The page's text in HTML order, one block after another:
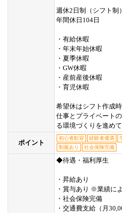
週休2日制（シフト制）
年間休日104日
・有給休暇
・年末年始休暇
・夏季休暇
・GW休暇
・産前産後休暇
・育児休暇
希望休はシフト作成
仕事とプライベート
る環境づくりを進めて
ポイント
初心者歓迎 経験者優遇
制服あり
社会保険完備
◆待遇・福利厚生
・昇給あり
・賞与あり ※業績に
・社会保険完備
・交通費支給（月